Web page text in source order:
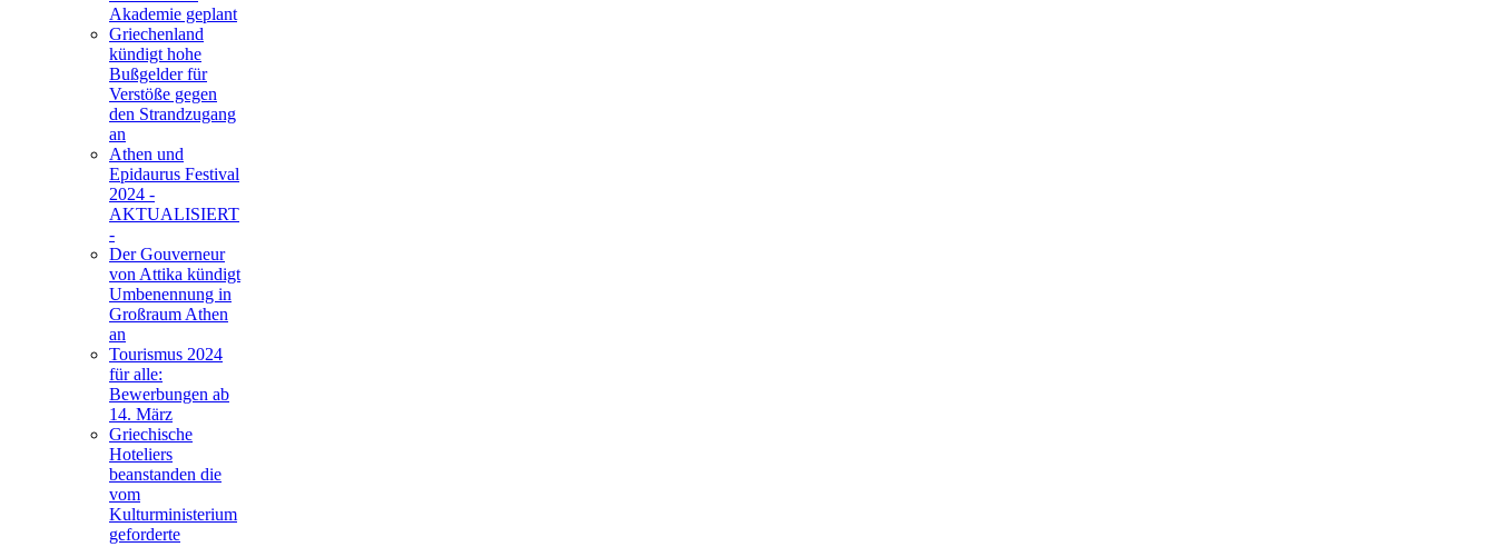
Akademie geplant
Griechenland
kündigt hohe
Bußgelder für
Verstöße gegen
den Strandzugang
an
Athen und
Epidaurus Festival
2024 -
AKTUALISIERT
-
Der Gouverneur
von Attika kündigt
Umbenennung in
Großraum Athen
an
Tourismus 2024
für alle:
Bewerbungen ab
14. März
Griechische
Hoteliers
beanstanden die
vom
Kulturministerium
geforderte